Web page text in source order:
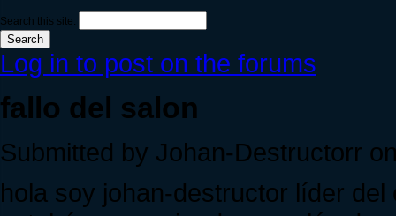
Search this site:
Log in to post on the forums
fallo del salon
Submitted by Johan-Destructorr
hola soy johan-destructor líder del